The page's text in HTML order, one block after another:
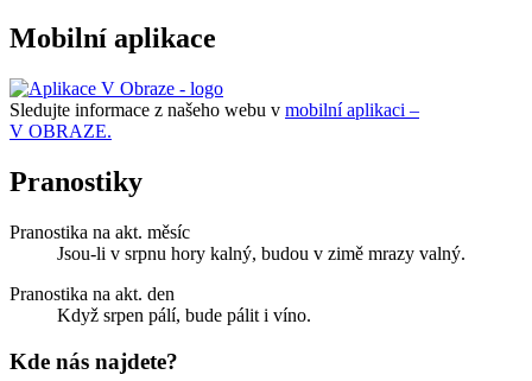
Mobilní aplikace
Sledujte informace z našeho webu v mobilní aplikaci –
V OBRAZE.
Pranostiky
Pranostika na akt. měsíc
Jsou-li v srpnu hory kalný, budou v zimě mrazy valný.
Pranostika na akt. den
Když srpen pálí, bude pálit i víno.
Kde nás najdete?